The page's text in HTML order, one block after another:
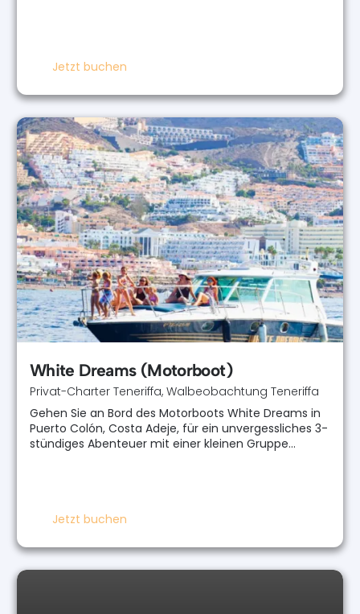
Jetzt buchen
White Dreams (Motorboot)
Privat-Charter Teneriffa, Walbeobachtung Teneriffa
Gehen Sie an Bord des Motorboots White Dreams in
Puerto Colón, Costa Adeje, für ein unvergessliches 3-
stündiges Abenteuer mit einer kleinen Gruppe…
Jetzt buchen